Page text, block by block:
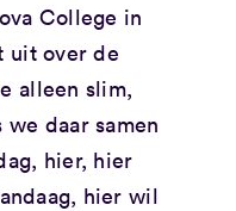
College in
uit over de
alleen slim,
daar samen
hier, hier
hier wil